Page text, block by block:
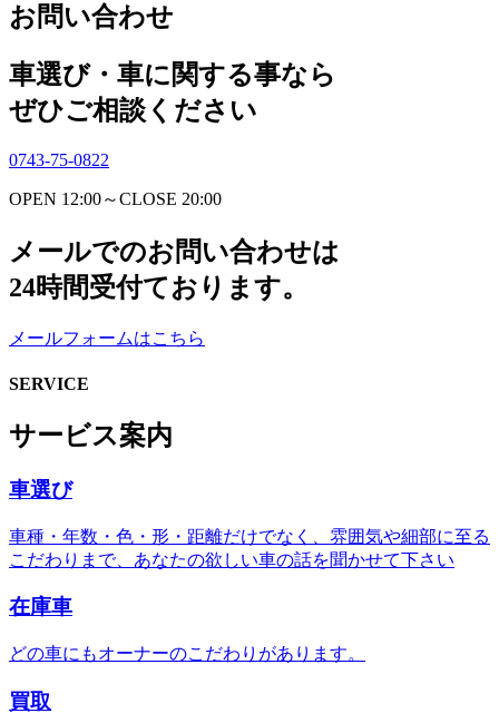
お問い合わせ
車選び・車に関する事なら
ぜひご相談ください
0743-75-0822
OPEN 12:00～CLOSE 20:00
メールでのお問い合わせは
24時間受付ております。
メールフォームはこちら
SERVICE
サービス案内
車選び
車種・年数・色・形・距離だけでなく、雰囲気や細部に至る
こだわりまで、あなたの欲しい車の話を聞かせて下さい
在庫車
どの車にもオーナーのこだわりがあります。
買取